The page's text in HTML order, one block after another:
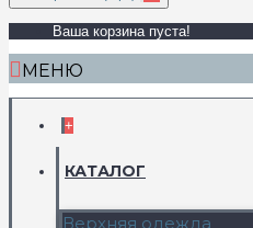
Ваша корзина пуста!
МЕНЮ
+
КАТАЛОГ
Верхняя одежда